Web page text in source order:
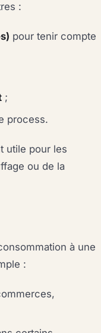
:
pour tenir compte
;
process.
utile pour les
ou de la
à une
: